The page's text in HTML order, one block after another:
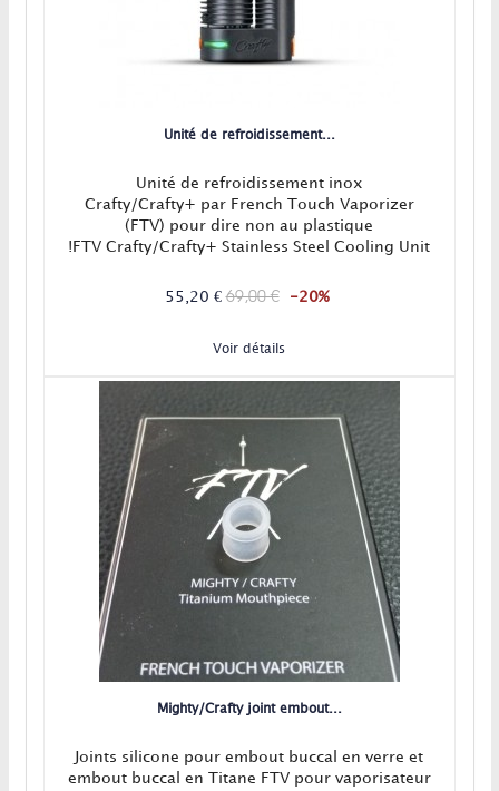
Unité de refroidissement...
Unité de refroidissement inox
Crafty/Crafty+ par French Touch Vaporizer
(FTV) pour dire non au plastique
!FTV Crafty/Crafty+ Stainless Steel Cooling Unit
portable Crafty+ ou Crafty.Une vapeur encore
un embout buccal en...
55,20 €69,00 € -20%
Voir détails
Mighty/Crafty joint embout...
Joints silicone pour embout buccal en verre et
embout buccal en Titane FTV pour vaporisateur